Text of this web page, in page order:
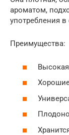
ароматом,
употребления
Преимущества: